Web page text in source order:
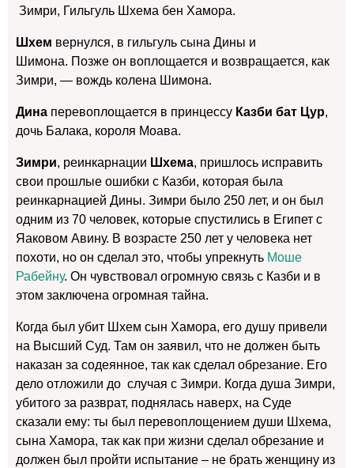
Зимри, Гильгуль Шхема бен Хамора.
Шхем вернулся, в гильгуль сына Дины и
Шимона. Позже он воплощается и возвращается, как
Зимри, — вождь колена Шимона.
Дина перевоплощается в принцессу Казби бат Цур,
дочь Балака, короля Моава.
Зимри, реинкарнации Шхема, пришлось исправить
свои прошлые ошибки с Казби, которая была
реинкарнацией Дины. Зимри было 250 лет, и он был
одним из 70 человек, которые спустились в Египет с
Яаковом Авину. В возрасте 250 лет у человека нет
похоти, но он сделал это, чтобы упрекнуть Моше
Рабейну. Он чувствовал огромную связь с Казби и в
этом заключена огромная тайна.
Когда был убит Шхем сын Хамора, его душу привели
на Высший Суд. Там он заявил, что не должен быть
наказан за содеянное, так как сделал обрезание. Его
дело отложили до случая с Зимри. Когда душа Зимри,
убитого за разврат, поднялась наверх, на Суде
сказали ему: ты был перевоплощением души Шхема,
сына Хамора, так как при жизни сделал обрезание и
должен был пройти испытание – не брать женщину из